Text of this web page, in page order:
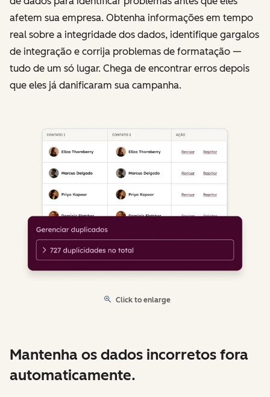
afetem sua empresa. Obtenha informações em tempo
real sobre a integridade dos dados, identifique gargalos
de integração e corrija problemas de formatação —
tudo de um só lugar. Chega de encontrar erros depois
que eles já danificaram sua campanha.
Click to enlarge
Mantenha os dados incorretos fora
automaticamente.